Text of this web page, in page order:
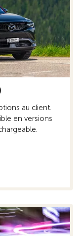
au client.
en versions